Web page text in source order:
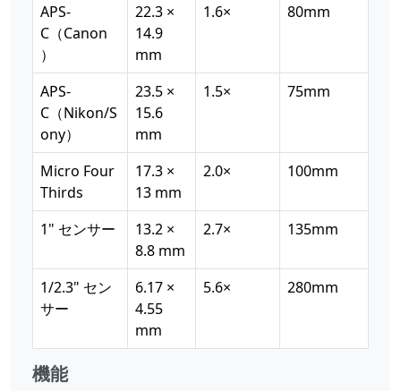
APS-
C（Canon
）
22.3 ×
14.9
mm
1.6× 80mm
APS-
C（Nikon/S
ony）
23.5 ×
15.6
mm
1.5× 75mm
Micro Four
Thirds
17.3 ×
13 mm
2.0× 100mm
1" センサー
13.2 ×
8.8 mm
2.7× 135mm
1/2.3" セン
サー
6.17 ×
4.55
mm
5.6× 280mm
機能